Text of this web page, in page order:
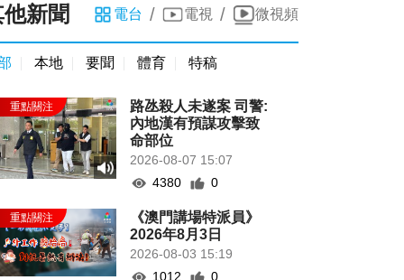
新聞 電台 / 電視 / 微視頻
本地 要聞 體育 特稿
路氹殺人未遂案 司警:
內地漢有預謀攻擊致
命部位
2026-08-07 15:07
4380
0
《澳門講場特派員》
2026年8月3日
2026-08-03 15:19
1012
0